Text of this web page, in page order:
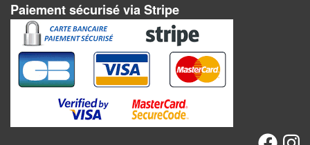
Nouveautés
Promotions
Chèques
Paiement sécurisé via Stripe